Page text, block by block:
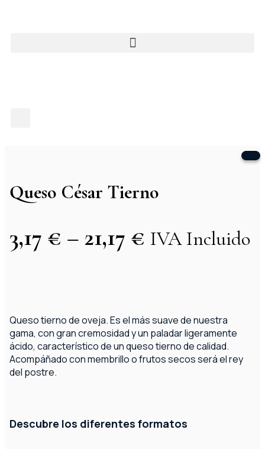
Queso César Tierno
3,17 € – 21,17 € IVA Incluido
Queso tierno de oveja. Es el más suave de nuestra
gama, con gran cremosidad y un paladar ligeramente
ácido, característico de un queso tierno de calidad.
Acompáñado con membrillo o frutos secos será el rey
del postre.
Descubre los diferentes formatos